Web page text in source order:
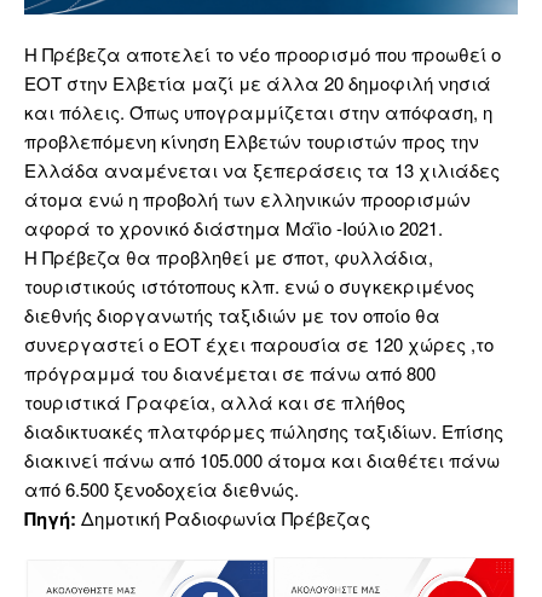
Η Πρέβεζα αποτελεί το νέο προορισμό που προωθεί ο
ΕΟΤ στην Ελβετία μαζί με άλλα 20 δημοφιλή νησιά
και πόλεις. Όπως υπογραμμίζεται στην απόφαση, η
προβλεπόμενη κίνηση Ελβετών τουριστών προς την
Ελλάδα αναμένεται να ξεπεράσεις τα 13 χιλιάδες
άτομα ενώ η προβολή των ελληνικών προορισμών
αφορά το χρονικό διάστημα Μάϊο -Ιούλιο 2021.
Η Πρέβεζα θα προβληθεί με σποτ, φυλλάδια,
τουριστικούς ιστότοπους κλπ. ενώ ο συγκεκριμένος
διεθνής διοργανωτής ταξιδιών με τον οποίο θα
συνεργαστεί ο ΕΟΤ έχει παρουσία σε 120 χώρες ,το
πρόγραμμά του διανέμεται σε πάνω από 800
τουριστικά Γραφεία, αλλά και σε πλήθος
διαδικτυακές πλατφόρμες πώλησης ταξιδίων. Επίσης
διακινεί πάνω από 105.000 άτομα και διαθέτει πάνω
από 6.500 ξενοδοχεία διεθνώς.
Πηγή: Δημοτική Ραδιοφωνία Πρέβεζας